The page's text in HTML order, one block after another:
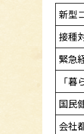
新型
接種
緊急
「
国民
会社